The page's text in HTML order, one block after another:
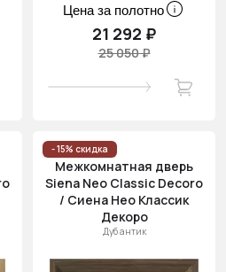
Цена за полотно
21 292 ₽
25 050 ₽
- 15% скидка
Межкомнатная дверь
Siena Neo Classic Decoro
/ Сиена Нео Классик
Декоро
Дуб антик